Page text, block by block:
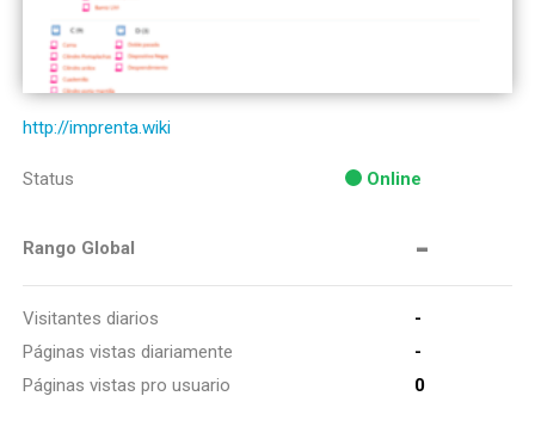
http://imprenta.wiki
Status Online
Rango Global -
Visitantes diarios
-
Páginas vistas diariamente
-
Páginas vistas pro usuario
0